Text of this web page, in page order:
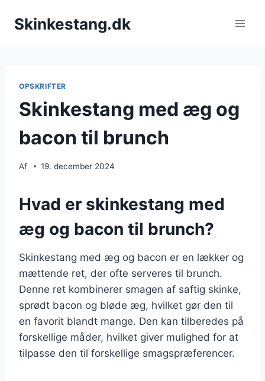
Skinkestang.dk
OPSKRIFTER
Skinkestang med æg og
bacon til brunch
Af 19. december 2024
Hvad er skinkestang med
æg og bacon til brunch?
Skinkestang med æg og bacon er en lækker og
mættende ret, der ofte serveres til brunch.
Denne ret kombinerer smagen af saftig skinke,
sprødt bacon og bløde æg, hvilket gør den til
en favorit blandt mange. Den kan tilberedes på
forskellige måder, hvilket giver mulighed for at
tilpasse den til forskellige smagspræferencer.